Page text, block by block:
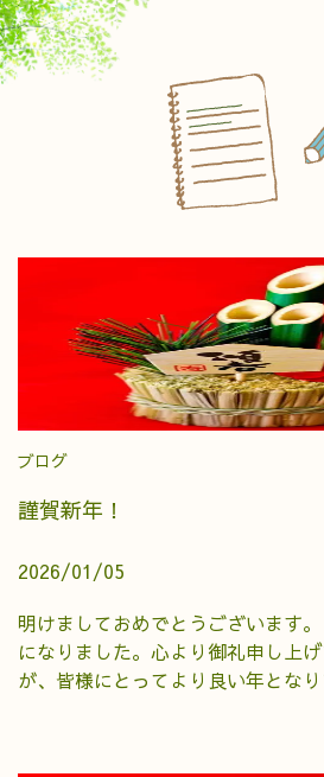
ブログ
謹賀新年！
2026/01/05
明けましておめでとうございます
になりました。心より御礼申し上
が、皆様にとってより良い年とな